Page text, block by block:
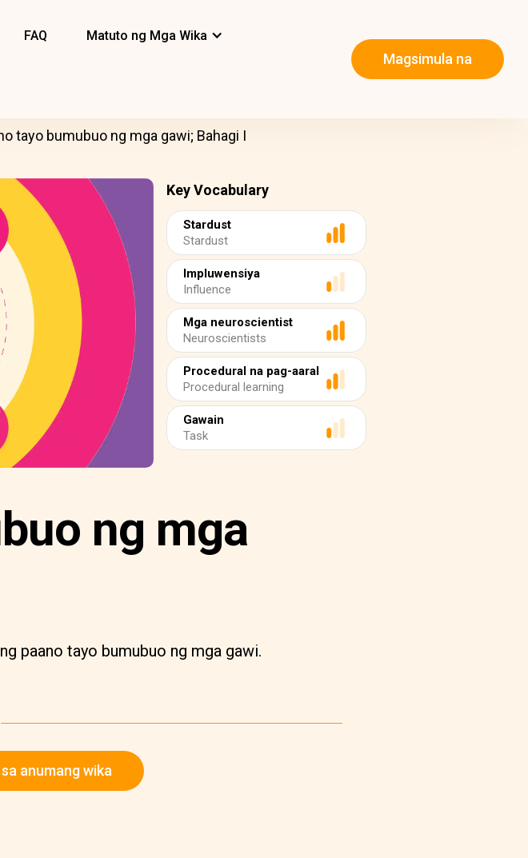
FAQ Matuto ng Mga Wika
Magsimula na
tayo bumubuo ng mga gawi; Bahagi I
Key Vocabulary
Stardust
Stardust
Impluwensiya
Influence
Mga neuroscientist
Neuroscientists
Procedural na pag-aaral
Procedural learning
Gawain
Task
ng mga
paano tayo bumubuo ng mga gawi.
anumang wika